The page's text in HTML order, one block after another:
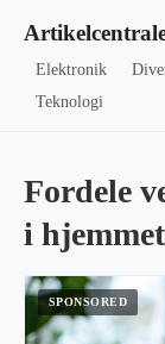
Elektronik
Teknologi
Fordele
i hjemmet